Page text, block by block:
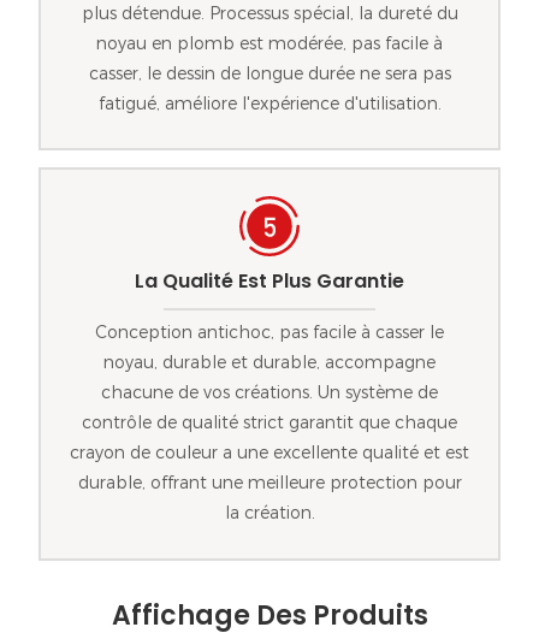
plus détendue. Processus spécial, la dureté du
noyau en plomb est modérée, pas facile à
casser, le dessin de longue durée ne sera pas
fatigué, améliore l'expérience d'utilisation.
La Qualité Est Plus Garantie
Conception antichoc, pas facile à casser le
noyau, durable et durable, accompagne
chacune de vos créations. Un système de
contrôle de qualité strict garantit que chaque
crayon de couleur a une excellente qualité et est
durable, offrant une meilleure protection pour
la création.
Affichage Des Produits